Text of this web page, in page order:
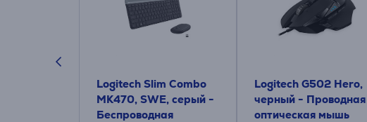
Logitech Slim Combo
MK470, SWE, серый -
Беспроводная
Logitech G502 Hero,
черный - Проводная
оптическая мышь